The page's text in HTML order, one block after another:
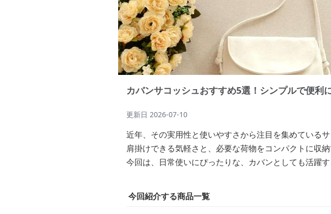
カバンサコッシュおすすめ5選！シンプルで便
更新日 2026-07-10
近年、その実用性と使いやすさから注目を集めているサ
肩掛けできる気軽さと、必要な荷物をコンパクトに収
今回は、日常使いにぴったりな、カバンとしても活躍す
今回紹介する商品一覧